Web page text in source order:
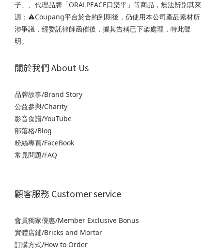
子」、代理品牌「ORALPEACE口樂平」等商品，無法辨別其來
源；⚠️Coupang平台於合約到期後，仍使用本公司產品素材所
涉爭議，經委託律師函催後，據其告稱已下架處理，特此聲
明。
關於我們 About Us
品牌故事/Brand Story
公益參與/Charity
影音食譜/YouTube
部落格/Blog
粉絲專頁/FaceBook
常見問題/FAQ
顧客服務 Customer service
會員獨家優惠/Member Exclusive Bonus
實體店鋪/Bricks and Mortar
訂購方式/How to Order